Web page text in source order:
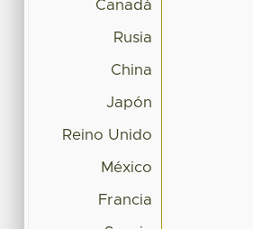
Canadá
Rusia
China
Japón
Reino Unido
México
Francia